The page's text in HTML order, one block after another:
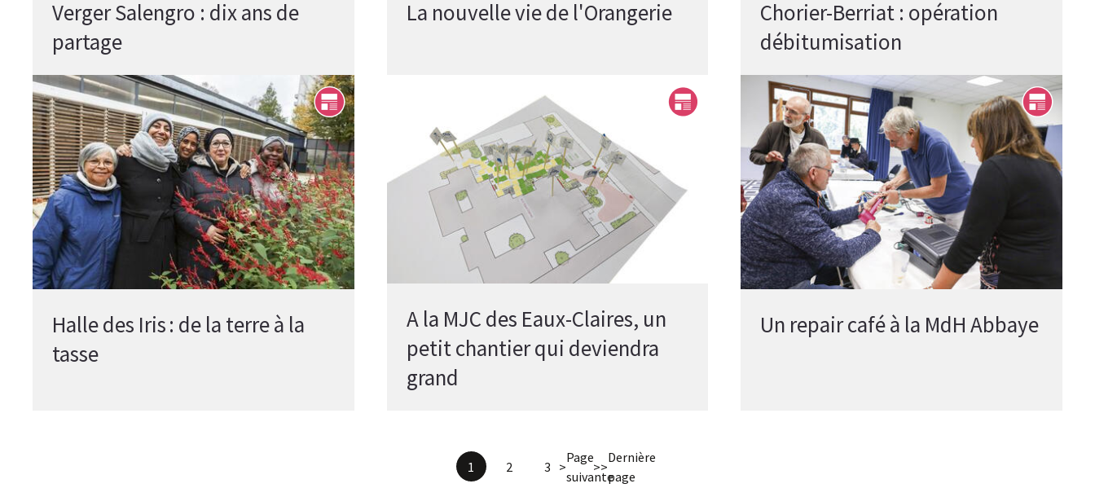
Verger Salengro : dix ans de
partage
La nouvelle vie de l'Orangerie
Chorier-Berriat : opération
débitumisation
Halle des Iris : de la terre à la
tasse
A la MJC des Eaux-Claires, un
petit chantier qui deviendra
grand
Un repair café à la MdH Abbaye
1 2 3 >
Page
suivante
>>
Dernière
page